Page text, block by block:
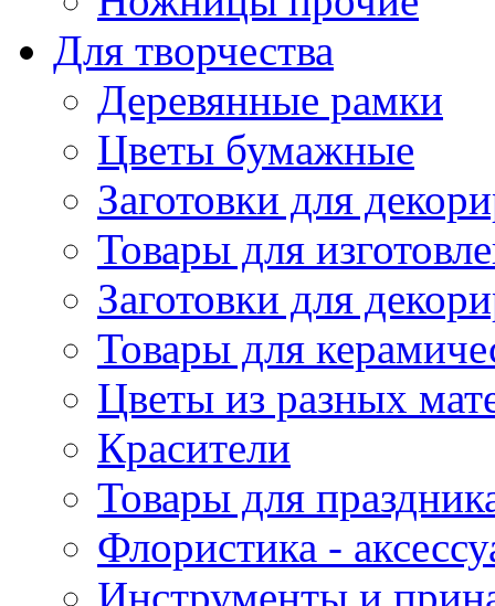
Для творчества
Деревянные рамки
Цветы бумажные
Заготовки для
Товары для
Заготовки для
Товары для
Цветы из разных
Красители
Товары для
Флористика -
Инструменты и